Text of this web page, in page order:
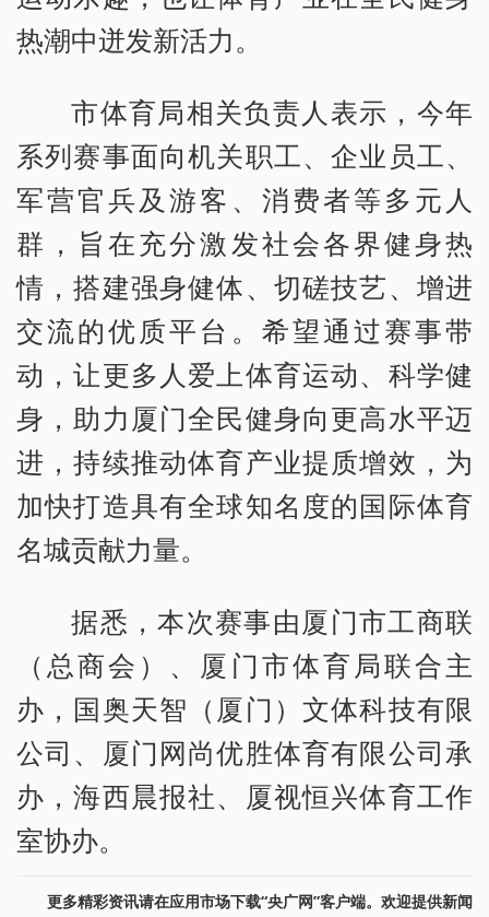
热潮中迸发新活力。
市体育局相关负责人表示，今年
系列赛事面向机关职工、企业员工、
军营官兵及游客、消费者等多元人
群，旨在充分激发社会各界健身热
情，搭建强身健体、切磋技艺、增进
交流的优质平台。希望通过赛事带
动，让更多人爱上体育运动、科学健
身，助力厦门全民健身向更高水平迈
进，持续推动体育产业提质增效，为
加快打造具有全球知名度的国际体育
名城贡献力量。
据悉，本次赛事由厦门市工商联
（总商会）、厦门市体育局联合主
办，国奥天智（厦门）文体科技有限
公司、厦门网尚优胜体育有限公司承
办，海西晨报社、厦视恒兴体育工作
室协办。
更多精彩资讯请在应用市场下载“央广网”客户端。欢迎提供新闻